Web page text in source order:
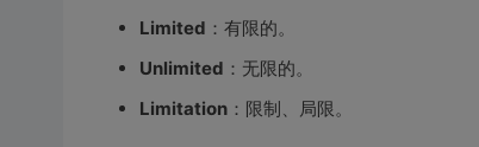
Limited ：有限的。
Unlimited ：无限的。
Limitation：限制、局限。